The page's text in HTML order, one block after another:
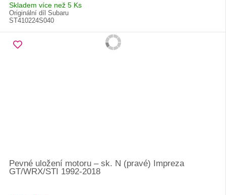
Skladem více než 5 Ks
Originální díl Subaru
ST410224S040
Pevné uložení motoru – sk. N (pravé) Impreza
GT/WRX/STI 1992-2018